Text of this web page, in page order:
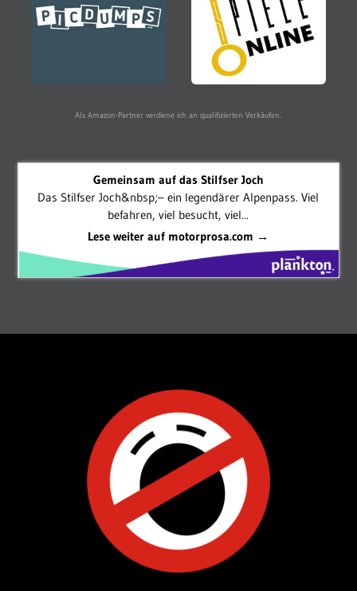
Als Amazon-Partner verdiene ich an qualifizierten Verkäufen.
Gemeinsam auf das Stilfser Joch
Das Stilfser Joch&nbsp;– ein legendärer Alpenpass. Viel
befahren, viel besucht, viel...
Lese weiter auf motorprosa.com →